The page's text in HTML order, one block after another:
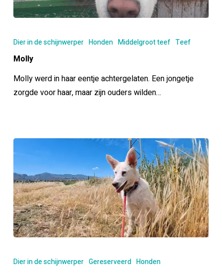
Dier in de schijnwerper Honden Middelgroot teef Teef
Molly
Molly werd in haar eentje achtergelaten. Een jongetje
zorgde voor haar, maar zijn ouders wilden…
Dier in de schijnwerper Gereserveerd Honden